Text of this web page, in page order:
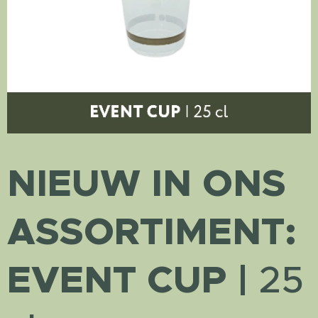
NIEUW IN ONS
ASSORTIMENT:
EVENT CUP | 25